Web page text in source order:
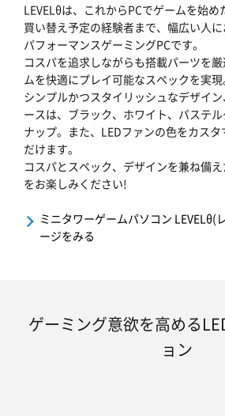
LEVELθは、これからPCでゲームを始め
買い替え予定の経験者まで、幅広い人
パフォーマンスゲーミングPCです。
コスパを追求しながらも搭載パーツを
ムを快適にプレイ可能なスペックを実現
シンプルかつスタイリッシュなデザイ
ースは、ブラック、ホワイト、パステ
ナップ。また、LEDファンの色をカス
だけます。
コスパとスペック、デザインを兼ね備
をお楽しみください!
ミニタワーゲームパソコン LEVELθ(
ージをみる
ゲーミング意欲を高める
ョン